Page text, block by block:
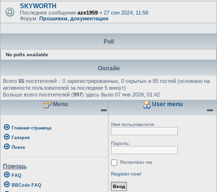
SKYWORTH
Последнее сообщение aze1959 » 27 сен 2024, 11:58
Форум: Прошивки, документация
Poll
No polls available
Онлайн
Всего 55 посетителей :: 0 зарегистрированных, 0 скрытых и 55 гостей (основано на
активности пользователей за последние 5 минут)
Больше всего посетителей (997) здесь было 07 янв 2026, 01:42
Menu
Главная страница
Галерея
Поиск
Помощь
FAQ
BBCode FAQ
User menu
Имя пользователя:
Пароль:
Remember me
Register now!